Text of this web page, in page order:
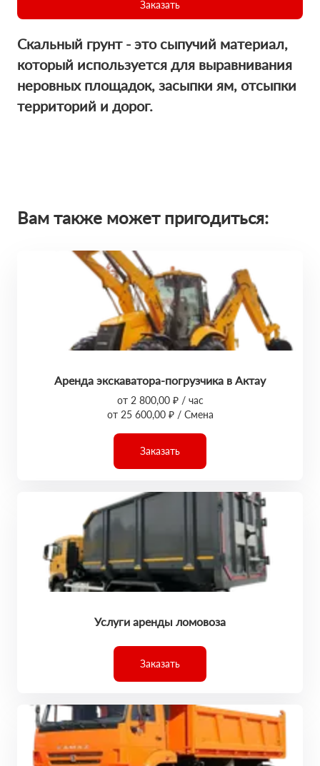
Заказать
Скальный грунт - это сыпучий материал,
который используется для выравнивания
неровных площадок, засыпки ям, отсыпки
территорий и дорог.
Вам также может пригодиться:
Аренда экскаватора-погрузчика в Актау
от 2 800,00 ₽ / час
от 25 600,00 ₽ / Смена
Заказать
Услуги аренды ломовоза
Заказать